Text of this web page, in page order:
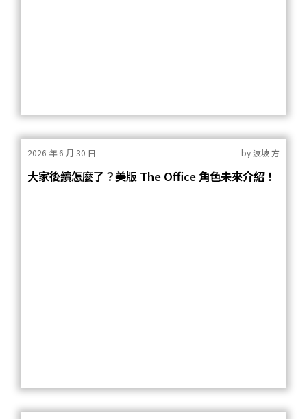
2026 年 6 月 30 日 by波坡 方
大家後續怎麼了？美版 The Office 角色未來介紹！